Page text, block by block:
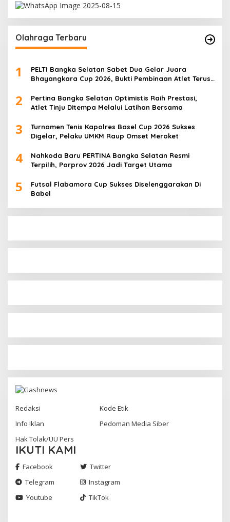
Olahraga Terbaru
1
PELTI Bangka Selatan Sabet Dua Gelar Juara
Bhayangkara Cup 2026, Bukti Pembinaan Atlet Terus
2
Pertina Bangka Selatan Optimistis Raih Prestasi,
Atlet Tinju Ditempa Melalui Latihan Bersama
3
Turnamen Tenis Kapolres Basel Cup 2026 Sukses
Digelar, Pelaku UMKM Raup Omset Meroket
4
Nahkoda Baru PERTINA Bangka Selatan Resmi
Terpilih, Porprov 2026 Jadi Target Utama
5
Futsal Flabamora Cup Sukses Diselenggarakan Di
Babel
Redaksi
Kode Etik
Info Iklan
Pedoman Media Siber
Hak Tolak/UU Pers
IKUTI KAMI
Facebook
Twitter
Telegram
Instagram
Youtube
TikTok